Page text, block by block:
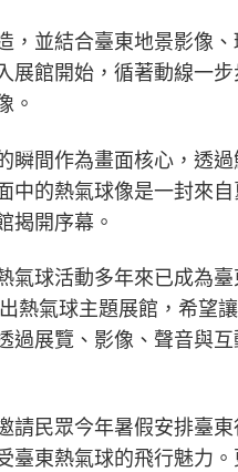
，並結合臺東地景影像
展館開始，循著動線一
。
瞬間作為畫面核心，透
中的熱氣球像是一封來
揭開序幕。
氣球活動多年來已成為
熱氣球主題展館，希望
過展覽、影像、聲音與
請民眾今年暑假安排臺
臺東熱氣球的飛行魅力